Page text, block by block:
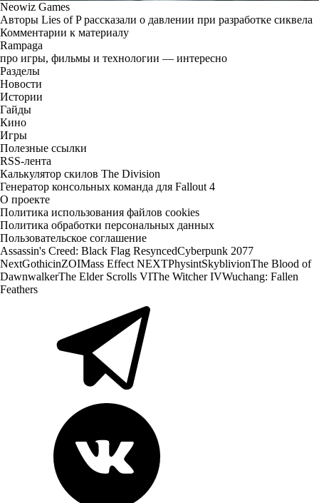
Neowiz Games
Авторы Lies of P рассказали о давлении при разработке сиквела
Комментарии к материалу
Rampaga
про игры, фильмы и технологии — интересно
Разделы
Новости
Истории
Гайды
Кино
Игры
Полезные ссылки
RSS-лента
Калькулятор скилов The Division
Генератор консольных команда для Fallout 4
О проекте
Политика использования файлов cookies
Политика обработки персональных данных
Пользовательское соглашение
Assassin's Creed: Black Flag ResyncedCyberpunk 2077
NextGothicinZOIMass Effect NEXTPhysintSkyblivionThe Blood of
DawnwalkerThe Elder Scrolls VIThe Witcher IVWuchang: Fallen
Feathers